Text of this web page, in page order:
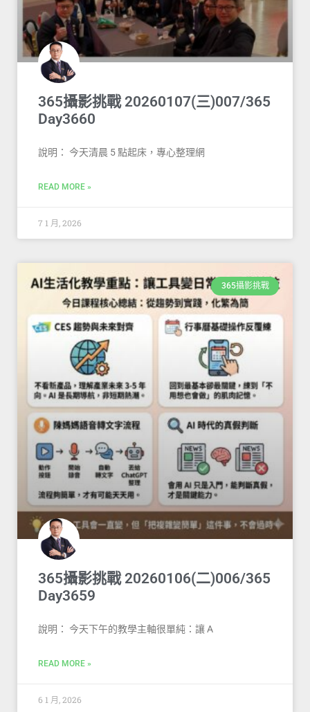
365攝影挑戰 20260107(三)007/365
Day3660
說明： 今天清晨 5 點起床，專心整理網
READ MORE »
7 1 月, 2026
365攝影挑戰
365攝影挑戰 20260106(二)006/365
Day3659
說明： 今天下午的教學主軸很單純：讓 A
READ MORE »
6 1 月, 2026